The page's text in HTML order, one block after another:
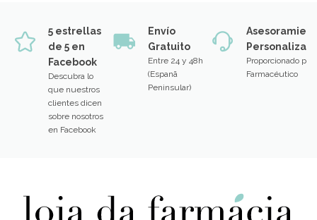
5 estrellas
de 5 en
Facebook
Descubra lo
que nuestros
clientes dicen
sobre nosotros
en Facebook
Envío
Gratuito
Entre 24 y 48h
(Espanã
Peninsular)
Proporcionado por
Farmacéutico